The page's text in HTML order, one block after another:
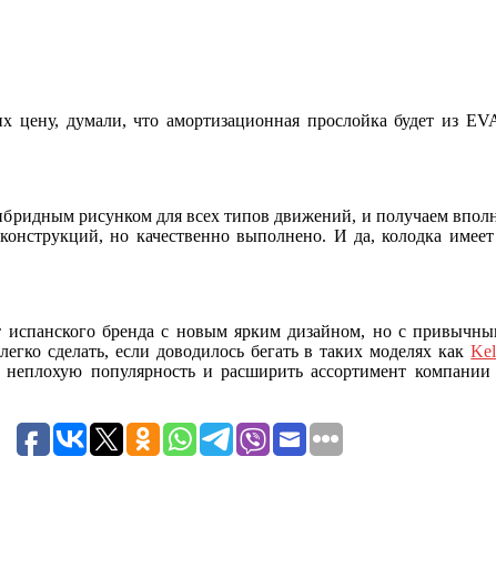
думали, что амортизационная прослойка будет из
рисунком для всех типов движений, и получаем
но качественно выполнено. И да, колодка
бренда с новым ярким дизайном, но с
сделать, если доводилось бегать в таких моделях как
неплохую популярность и расширить ассортимент